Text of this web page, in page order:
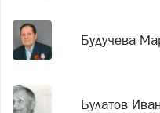
Будучева
Булатов